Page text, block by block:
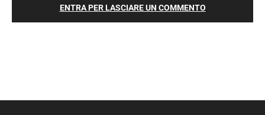
ENTRA PER LASCIARE UN COMMENTO